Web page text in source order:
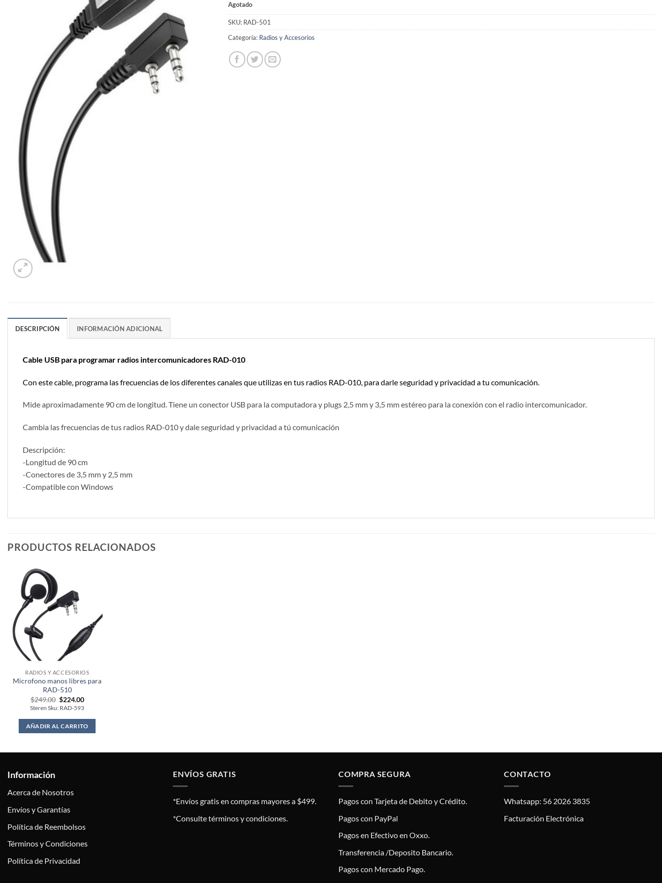
Agotado
SKU: RAD-501
Categoría: Radios y Accesorios
DESCRIPCIÓN INFORMACIÓN ADICIONAL
Cable USB para programar radios intercomunicadores RAD-010
Con este cable, programa las frecuencias de los diferentes canales que utilizas en tus radios RAD-010, para darle seguridad y privacidad a tu comunicación.
Mide aproximadamente 90 cm de longitud. Tiene un conector USB para la computadora y plugs 2,5 mm y 3,5 mm estéreo para la conexión con el radio intercomunicador.
Cambia las frecuencias de tus radios RAD-010 y dale seguridad y privacidad a tú comunicación
Descripción:
-Longitud de 90 cm
-Conectores de 3,5 mm y 2,5 mm
-Compatible con Windows
PRODUCTOS RELACIONADOS
RADIOS Y ACCESORIOS
Microfono manos libres para
RAD-510
$249.00 Original
price
was:
$249.00.
$224.00Current
price
is:
$224.00.
Steren Sku: RAD-593
AÑADIR AL CARRITO
Información
Acerca de Nosotros
Envíos y Garantías
Política de Reembolsos
Términos y Condiciones
Política de Privacidad
ENVÍOS GRATIS
*Envíos gratis en compras mayores a $499.
*Consulte términos y condiciones.
COMPRA SEGURA
Pagos con Tarjeta de Debito y Crédito.
Pagos con PayPal
Pagos en Efectivo en Oxxo.
Transferencia /Deposito Bancario.
Pagos con Mercado Pago.
CONTACTO
Whatsapp: 56 2026 3835
Facturación Electrónica